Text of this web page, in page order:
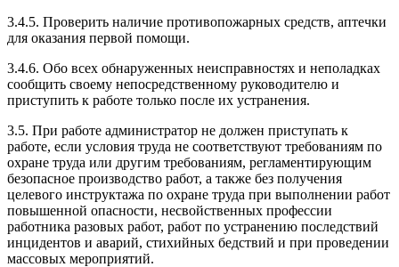
3.4.5. Проверить наличие противопожарных средств, аптечки
для оказания первой помощи.
3.4.6. Обо всех обнаруженных неисправностях и неполадках
сообщить своему непосредственному руководителю и
приступить к работе только после их устранения.
3.5. При работе администратор не должен приступать к
работе, если условия труда не соответствуют требованиям по
охране труда или другим требованиям, регламентирующим
безопасное производство работ, а также без получения
целевого инструктажа по охране труда при выполнении работ
повышенной опасности, несвойственных профессии
работника разовых работ, работ по устранению последствий
инцидентов и аварий, стихийных бедствий и при проведении
массовых мероприятий.